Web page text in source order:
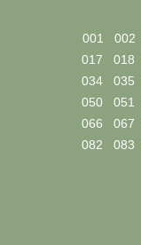
001 002
017
018
034
035
050
051
066
067
082
083